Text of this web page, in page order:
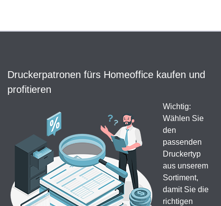
Druckerpatronen fürs Homeoffice kaufen und
profitieren
Wichtig:
Wählen Sie
den
passenden
Druckertyp
aus unserem
Sortiment,
damit Sie die
richtigen